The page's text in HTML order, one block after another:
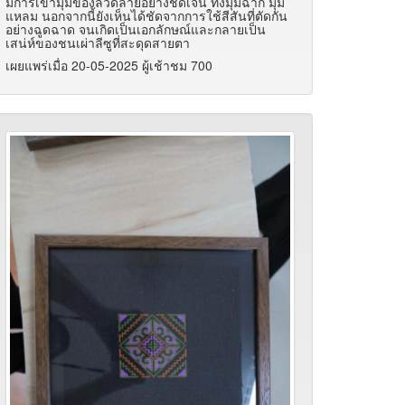
แหลม นอกจากนี้ยังเห็นได้ชัดจากการใช้สีสันที่ตัดกัน
อย่างฉูดฉาด จนเกิดเป็นเอกลักษณ์และกลายเป็น
เสน่ห์ของชนเผ่าลีซูที่สะดุดสายตา
เผยแพร่เมื่อ 20-05-2025 ผู้เช้าชม 700